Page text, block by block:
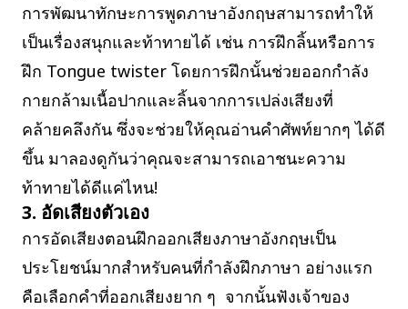
การพัฒนาทักษะการพูดภาษาอังกฤษสามารถทำให้
เป็นเรื่องสนุกและท้าทายได้ เช่น การฝึกลิ้นหรือการ
ฝึก Tongue twister โดยการฝึกนั้นช่วยออกกำลัง
กายกล้ามเนื้อปากและลิ้นจากการเปล่งเสียงที่
คล้ายคลึงกัน ซึ่งจะช่วยให้คุณอ่านคำศัพท์ยากๆ ได้ดี
ขึ้น มาลองดูกันว่าคุณจะสามารถเอาชนะความ
ท้าทายได้ดีแค่ไหน!
3. อัดเสียงตัวเอง
การอัดเสียงตอนฝึกออกเสียงภาษาอังกฤษเป็น
ประโยชน์มากสำหรับคนที่กำลังฝึกภาษา อย่างแรก
คือเลือกคำที่ออกเสียงยาก ๆ จากนั้นฟังเจ้าของ